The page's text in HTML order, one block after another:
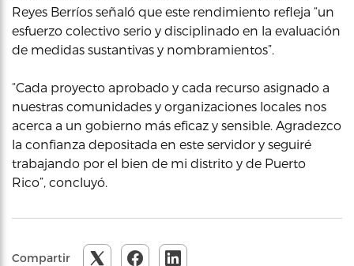
Reyes Berríos señaló que este rendimiento refleja “un
esfuerzo colectivo serio y disciplinado en la evaluación
de medidas sustantivas y nombramientos”.
“Cada proyecto aprobado y cada recurso asignado a
nuestras comunidades y organizaciones locales nos
acerca a un gobierno más eficaz y sensible. Agradezco
la confianza depositada en este servidor y seguiré
trabajando por el bien de mi distrito y de Puerto
Rico”, concluyó.
Compartir